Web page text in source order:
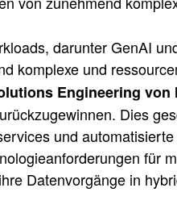
darunter GenAI
komplexe und
Engineering von
Dies
und
für
Datenvorgänge in